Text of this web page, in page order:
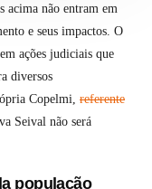
acima não entram em
e seus impactos. O
ações judiciais que
diversos
Copelmi, referente
Seival não será
população